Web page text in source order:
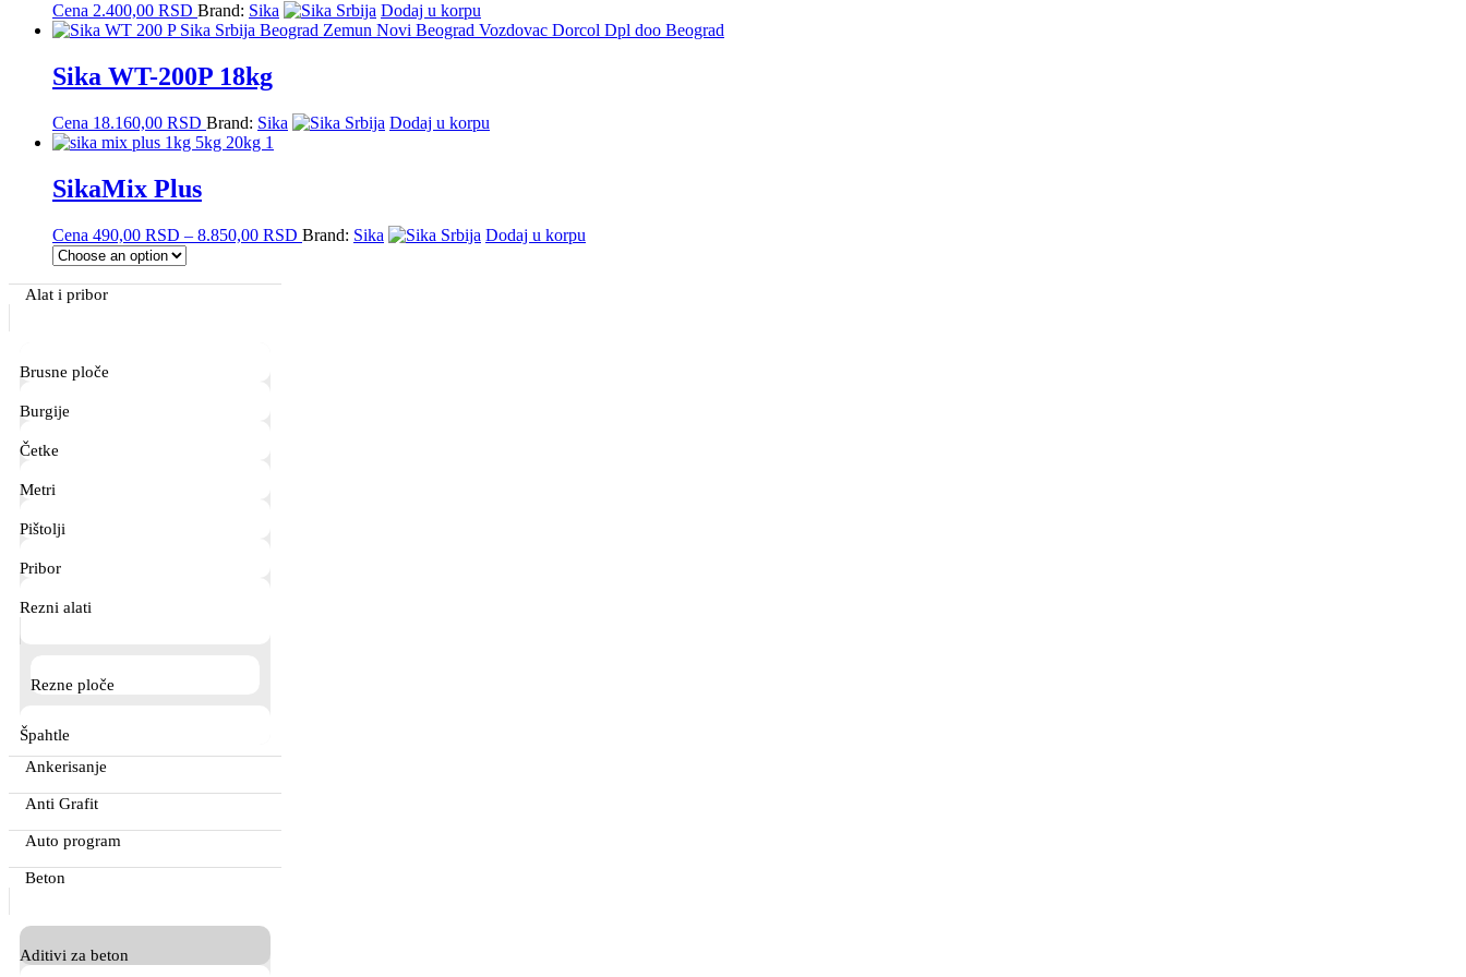
The
options
be
chosen
on
the
product
Cena 2.400,00 RSD Brand: Sika Dodaj u korpu
Sika WT-200P 18kg
Cena 18.160,00 RSD Brand: Sika Dodaj u korpu
SikaMix Plus
Cena 490,00 RSD – 8.850,00 RSD Price
Brand: Sika Dodaj u korpu
product
The
may
chosen
the
page
Primary
Sidebar
Alat i pribor
Brusne ploče
Burgije
Četke
Metri
Pištolji
Pribor
Rezni alati
Rezne ploče
Špahtle
Ankerisanje
Anti Grafit
Auto program
Beton
Aditivi za beton